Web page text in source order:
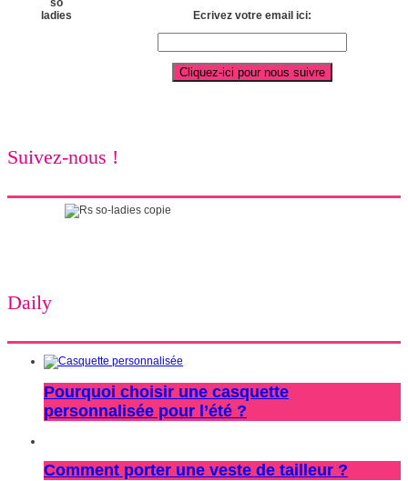
Ecrivez votre email ici:
Suivez-nous !
Daily
Pourquoi choisir une casquette
personnalisée pour l’été ?
Comment porter une veste de tailleur ?